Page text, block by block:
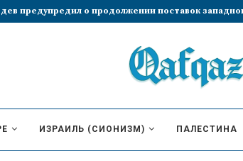
предупредил о продолжении поставок
ИЗРАИЛЬ (СИОНИЗМ) ПАЛЕСТИНА